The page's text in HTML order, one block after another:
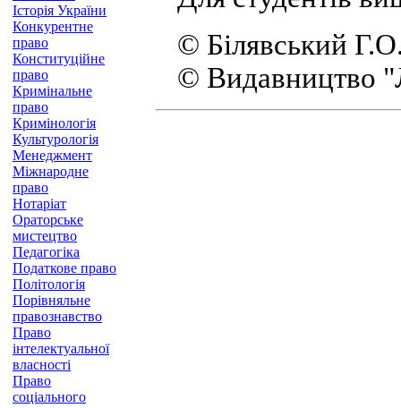
Історія України
Конкурентне
право
Конституційне
право
Кримінальне
право
Кримінологія
Культурологія
Менеджмент
Міжнародне
право
Нотаріат
Ораторське
мистецтво
Педагогіка
Податкове право
Політологія
Порівняльне
правознавство
Право
інтелектуальної
власності
Право
соціального
© Білявський
© Видавництво